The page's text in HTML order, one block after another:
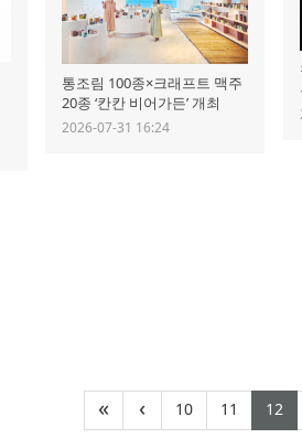
통조림 100종×크래프트 맥주
20종 ‘칸칸 비어가든’ 개최
2026-07-31 16:24
« ‹ 10(current)
11 12